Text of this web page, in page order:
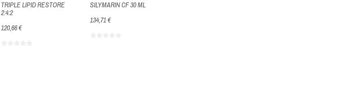
TRIPLE LIPID RESTORE
2:4:2
120,66 €
SILYMARIN CF 30 ML
134,71 €